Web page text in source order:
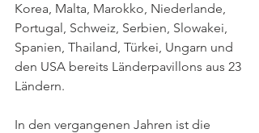
Korea, Malta, Marokko, Niederlande,
Portugal, Schweiz, Serbien, Slowakei,
Spanien, Thailand, Türkei, Ungarn und
den USA bereits Länderpavillons aus 23
Ländern.
In den vergangenen Jahren ist die